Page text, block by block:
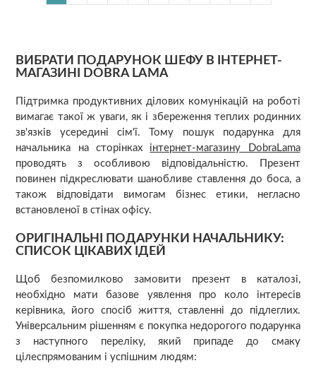
ВИБРАТИ ПОДАРУНОК ШЕФУ В ІНТЕРНЕТ-
МАГАЗИНІ DOBRA LAMA
Підтримка продуктивних ділових комунікацій на роботі
вимагає такої ж уваги, як і збереження теплих родинних
зв'язків усередині сім'ї. Тому пошук подарунка для
начальника на сторінках інтернет-магазину DobraLama
проводять з особливою відповідальністю. Презент
повинен підкреслювати шанобливе ставлення до боса, а
також відповідати вимогам бізнес етики, негласно
встановленої в стінах офісу.
ОРИГІНАЛЬНІ ПОДАРУНКИ НАЧАЛЬНИКУ:
СПИСОК ЦІКАВИХ ІДЕЙ
Щоб безпомилково замовити презент в каталозі,
необхідно мати базове уявлення про коло інтересів
керівника, його спосіб життя, ставленні до підлеглих.
Універсальним рішенням є покупка недорогого подарунка
з наступного переліку, який припаде до смаку
цілеспрямованим і успішним людям: